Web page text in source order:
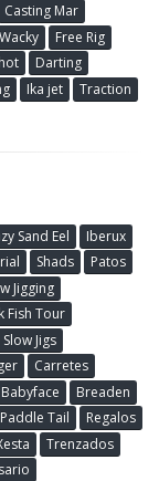
Casting Mar
Wacky
Free Rig
Darting
Ika jet
Traction
Sand Eel
Iberux
Shads
Patos
Jigging
Fish Tour
Slow Jigs
Carretes
Babyface
Breaden
Tail
Regalos
Trenzados